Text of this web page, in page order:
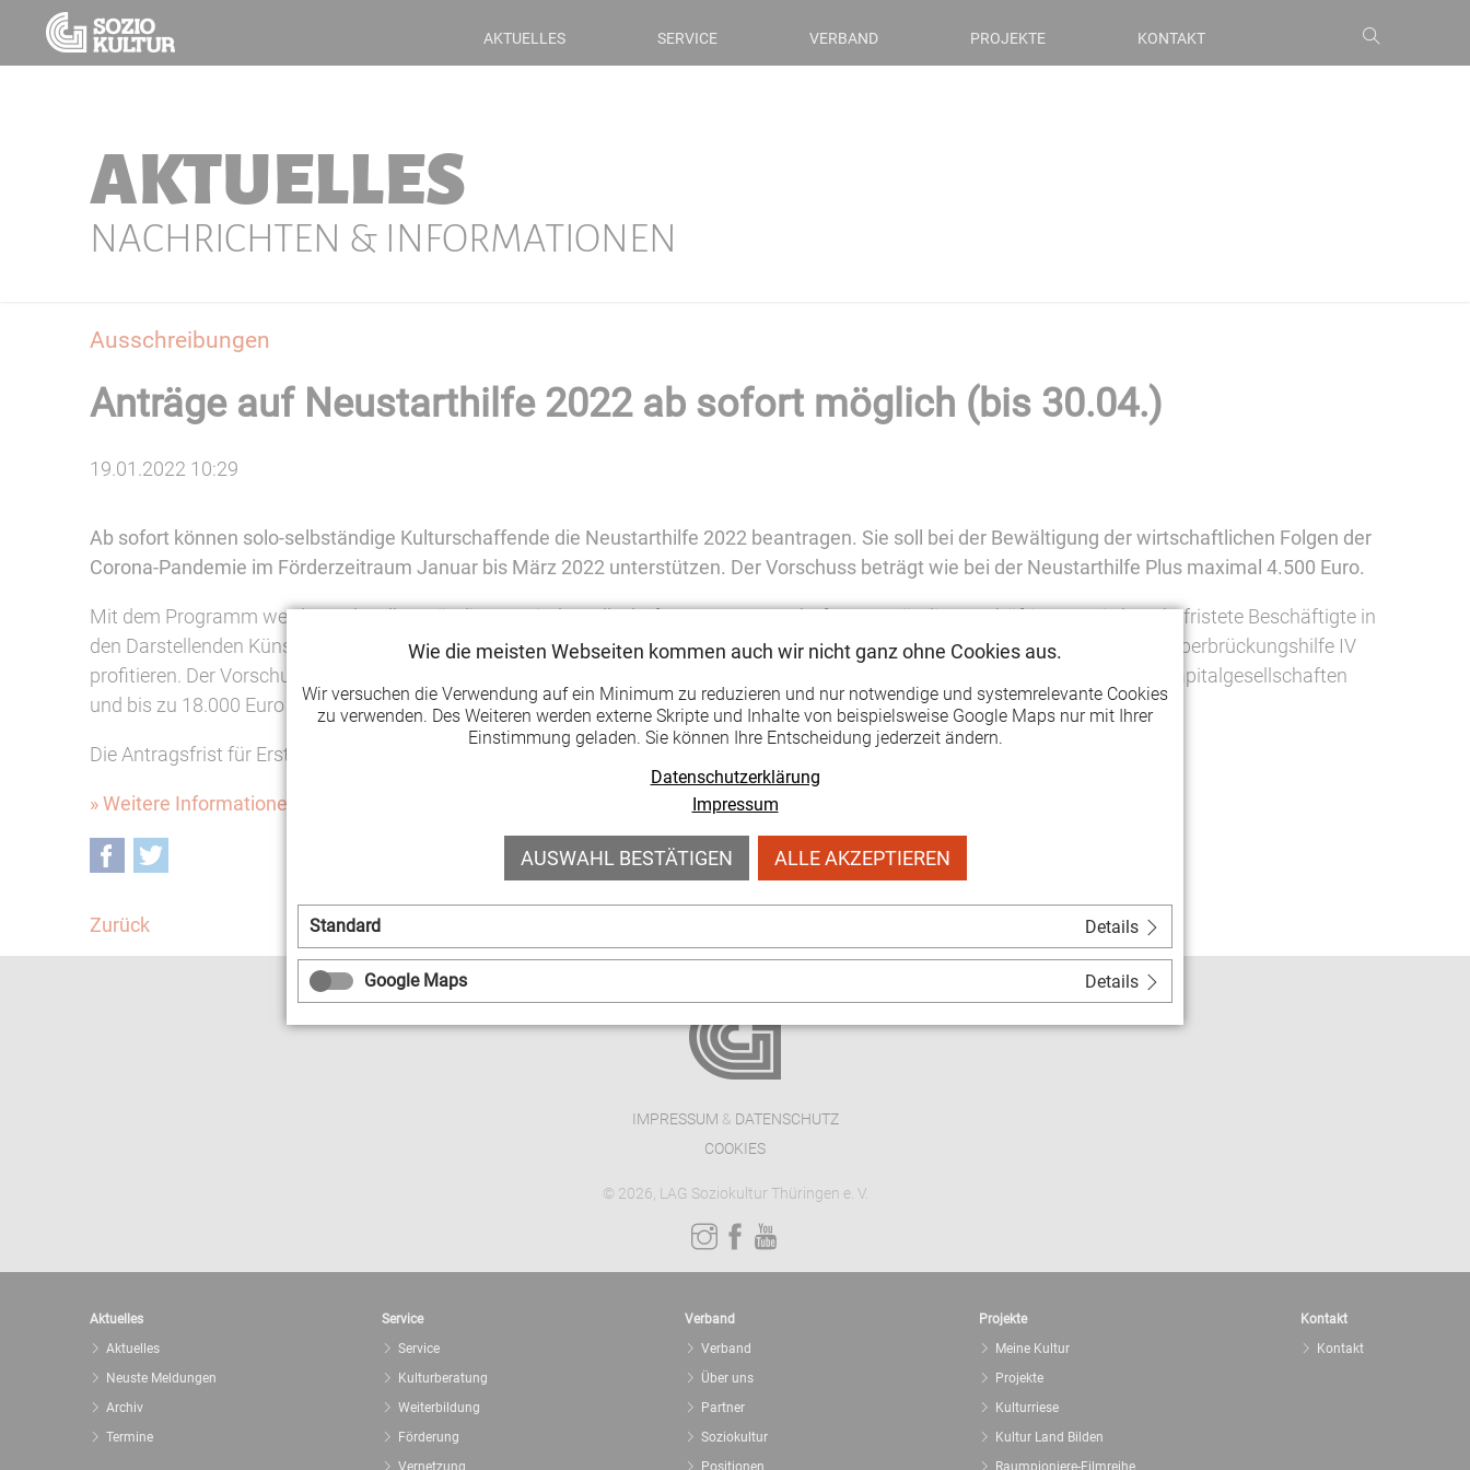
AKTUELLES SERVICE VERBAND PROJEKTE KONTAKT
AKTUELLES
NACHRICHTEN & INFORMATIONEN
Ausschreibungen
Anträge auf Neustarthilfe 2022 ab sofort möglich (bis 30.04.)
19.01.2022 10:29
Ab sofort können solo-selbständige Kulturschaffende die Neustarthilfe 2022 beantragen. Sie soll bei der Bewältigung der wirtschaftlichen Folgen der
Corona-Pandemie im Förderzeitraum Januar bis März 2022 unterstützen. Der Vorschuss beträgt wie bei der Neustarthilfe Plus maximal 4.500 Euro.
Mit dem Programm werden Soloselbstständige, Kapitalgesellschaften, Genossenschaften, unständig Beschäftigte sowie kurz befristete Beschäftigte in
den Darstellenden Künsten, die coronabedingte Umsatzeinbußen verzeichnen, aufgrund geringer Fixkosten aber kaum von der Überbrückungshilfe IV
profitieren. Der Vorschuss beträgt wie bei der Neustarthilfe Plus maximal 4.500 Euro für Soloselbstständige und Ein-Personen-Kapitalgesellschaften
und bis zu 18.000 Euro für Mehr-Personen-Kapitalgesellschaften und Genossenschaften.
Die Antragsfrist für Erstanträge endet am 30. April 2022.
» Weitere Informationen unter: www.ueberbrueckungshilfe-unternehmen.de
Facebook
Zurück
IMPRESSUM & DATENSCHUTZ
COOKIES
© 2026, LAG Soziokultur Thüringen e. V.
Aktuelles
Aktuelles
Neuste Meldungen
Archiv
Termine
Service
Service
Kulturberatung
Weiterbildung
Förderung
Verband
Verband
Über uns
Partner
Soziokultur
Projekte
Meine Kultur
Projekte
Kulturriese
Kultur Land Bilden
Kontakt
Kontakt
Wie die meisten Webseiten kommen auch wir nicht ganz ohne Cookies aus.
Wir versuchen die Verwendung auf ein Minimum zu reduzieren und nur notwendige und systemrelevante Cookies
zu verwenden. Des Weiteren werden externe Skripte und Inhalte von beispielsweise Google Maps nur mit Ihrer
Einstimmung geladen. Sie können Ihre Entscheidung jederzeit ändern.
Datenschutzerklärung
Impressum
AUSWAHL BESTÄTIGEN ALLE AKZEPTIEREN
Standard Details
Google Maps Details